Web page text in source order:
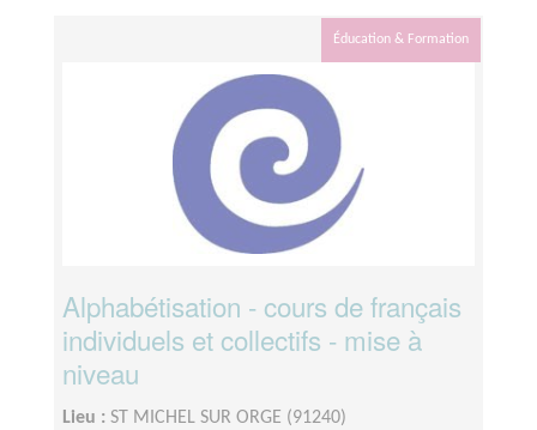
Éducation & Formation
Alphabétisation - cours de français
individuels et collectifs - mise à
niveau
Lieu : ST MICHEL SUR ORGE (91240)